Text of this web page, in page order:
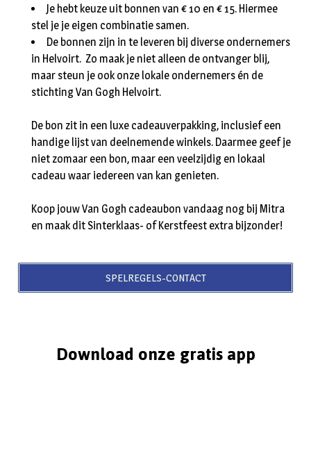
Je hebt keuze uit bonnen van € 10 en € 15. Hiermee
stel je je eigen combinatie samen.
De bonnen zijn in te leveren bij diverse ondernemers
in Helvoirt. Zo maak je niet alleen de ontvanger blij,
maar steun je ook onze lokale ondernemers én de
stichting Van Gogh Helvoirt.
De bon zit in een luxe cadeauverpakking, inclusief een
handige lijst van deelnemende winkels. Daarmee geef je
niet zomaar een bon, maar een veelzijdig en lokaal
cadeau waar iedereen van kan genieten.
Koop jouw Van Gogh cadeaubon vandaag nog bij Mitra
en maak dit Sinterklaas- of Kerstfeest extra bijzonder!
SPELREGELS-CONTACT
Download onze gratis app